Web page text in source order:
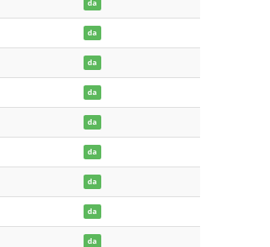
da
da
da
da
da
da
da
da
da